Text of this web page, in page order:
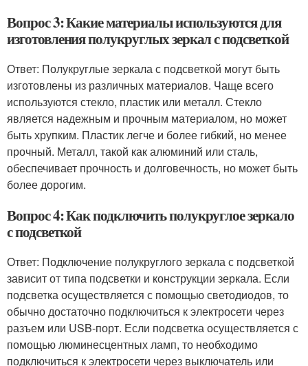
Вопрос 3: Какие материалы используются для
изготовления полукруглых зеркал с подсветкой
Ответ: Полукруглые зеркала с подсветкой могут быть
изготовлены из различных материалов. Чаще всего
используются стекло, пластик или металл. Стекло
является надежным и прочным материалом, но может
быть хрупким. Пластик легче и более гибкий, но менее
прочный. Металл, такой как алюминий или сталь,
обеспечивает прочность и долговечность, но может быть
более дорогим.
Вопрос 4: Как подключить полукруглое зеркало
с подсветкой
Ответ: Подключение полукруглого зеркала с подсветкой
зависит от типа подсветки и конструкции зеркала. Если
подсветка осуществляется с помощью светодиодов, то
обычно достаточно подключиться к электросети через
разъем или USB-порт. Если подсветка осуществляется с
помощью люминесцентных ламп, то необходимо
подключиться к электросети через выключатель или